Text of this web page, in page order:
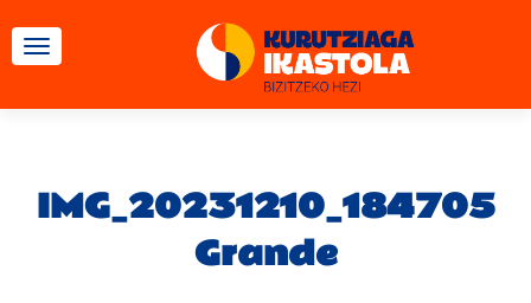
TOGGLE NAVIGATION
IMG_20231210_184705
Grande